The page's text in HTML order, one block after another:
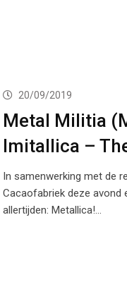
20/09/2019
Metal Militia
Imitallica –
In samenwerking met de
Cacaofabriek deze avond
allertijden: Metallica!…